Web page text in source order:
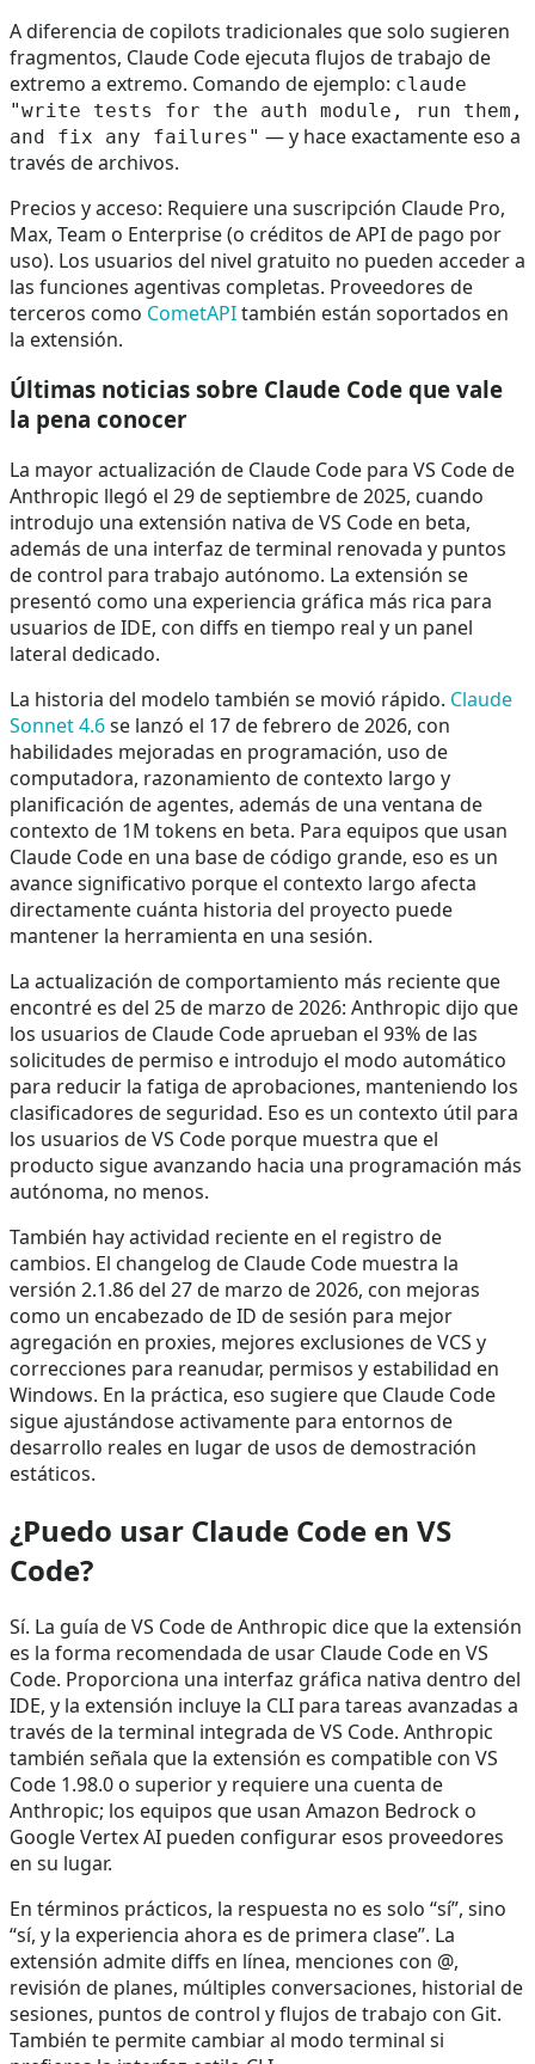
A diferencia de copilots tradicionales que solo sugieren
fragmentos, Claude Code ejecuta flujos de trabajo de
extremo a extremo. Comando de ejemplo: claude
"write tests for the auth module, run them,
and fix any failures" — y hace exactamente eso a
través de archivos.
Precios y acceso: Requiere una suscripción Claude Pro,
Max, Team o Enterprise (o créditos de API de pago por
uso). Los usuarios del nivel gratuito no pueden acceder a
las funciones agentivas completas. Proveedores de
terceros como CometAPItambién están soportados en
la extensión.
Últimas noticias sobre Claude Code que vale
la pena conocer
La mayor actualización de Claude Code para VS Code de
Anthropic llegó el 29 de septiembre de 2025, cuando
introdujo una extensión nativa de VS Code en beta,
además de una interfaz de terminal renovada y puntos
de control para trabajo autónomo. La extensión se
presentó como una experiencia gráfica más rica para
usuarios de IDE, con diffs en tiempo real y un panel
lateral dedicado.
La historia del modelo también se movió rápido. Claude
Sonnet 4.6se lanzó el 17 de febrero de 2026, con
habilidades mejoradas en programación, uso de
computadora, razonamiento de contexto largo y
planificación de agentes, además de una ventana de
contexto de 1M tokens en beta. Para equipos que usan
Claude Code en una base de código grande, eso es un
avance significativo porque el contexto largo afecta
directamente cuánta historia del proyecto puede
mantener la herramienta en una sesión.
La actualización de comportamiento más reciente que
encontré es del 25 de marzo de 2026: Anthropic dijo que
los usuarios de Claude Code aprueban el 93% de las
solicitudes de permiso e introdujo el modo automático
para reducir la fatiga de aprobaciones, manteniendo los
clasificadores de seguridad. Eso es un contexto útil para
los usuarios de VS Code porque muestra que el
producto sigue avanzando hacia una programación más
autónoma, no menos.
También hay actividad reciente en el registro de
cambios. El changelog de Claude Code muestra la
versión 2.1.86 del 27 de marzo de 2026, con mejoras
como un encabezado de ID de sesión para mejor
agregación en proxies, mejores exclusiones de VCS y
correcciones para reanudar, permisos y estabilidad en
Windows. En la práctica, eso sugiere que Claude Code
sigue ajustándose activamente para entornos de
desarrollo reales en lugar de usos de demostración
estáticos.
¿Puedo usar Claude Code en VS
Code?
Sí. La guía de VS Code de Anthropic dice que la extensión
es la forma recomendada de usar Claude Code en VS
Code. Proporciona una interfaz gráfica nativa dentro del
IDE, y la extensión incluye la CLI para tareas avanzadas a
través de la terminal integrada de VS Code. Anthropic
también señala que la extensión es compatible con VS
Code 1.98.0 o superior y requiere una cuenta de
Anthropic; los equipos que usan Amazon Bedrock o
Google Vertex AI pueden configurar esos proveedores
en su lugar.
En términos prácticos, la respuesta no es solo “sí”, sino
“sí, y la experiencia ahora es de primera clase”. La
extensión admite diffs en línea, menciones con @,
revisión de planes, múltiples conversaciones, historial de
sesiones, puntos de control y flujos de trabajo con Git.
También te permite cambiar al modo terminal si